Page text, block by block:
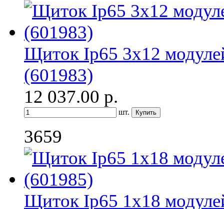
Щиток Ip65 3x12
(601983)
12 037.00 р.
шт.
3659
Щиток Ip65 1x18